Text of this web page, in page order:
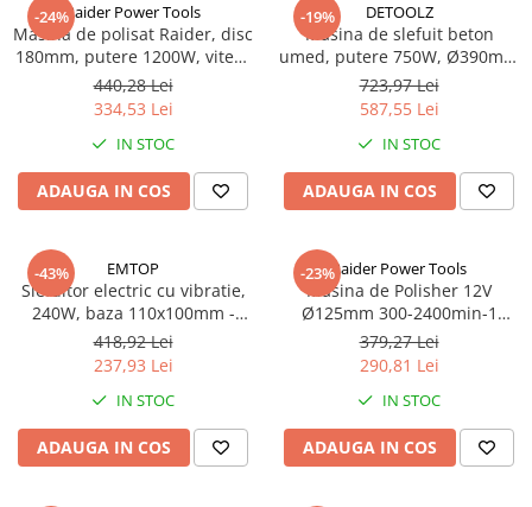
-24%Raider Power Tools
Masina de polisat Raider, disc
180mm, putere 1200W, viteza
variabila 300 3000 rpm, RD-
PC04T
440,28 Lei
334,53 Lei
IN STOC
ADAUGA IN COS
-19% DETOOLZ
Masina de slefuit beton
umed, putere 750W, Ø390mm
G01, Detoolz DZ-C337
723,97 Lei
587,55 Lei
IN STOC
ADAUGA IN COS
-43% EMTOP
Slefuitor electric cu vibratie,
240W, baza 110x100mm -
EFSR24101, EMTOP
418,92 Lei
237,93 Lei
IN STOC
ADAUGA IN COS
-23%Raider Power Tools
Masina de Polisher 12V
Ø125mm 300-2400min-1
2x2Ah RD-CPC07
379,27 Lei
290,81 Lei
IN STOC
ADAUGA IN COS